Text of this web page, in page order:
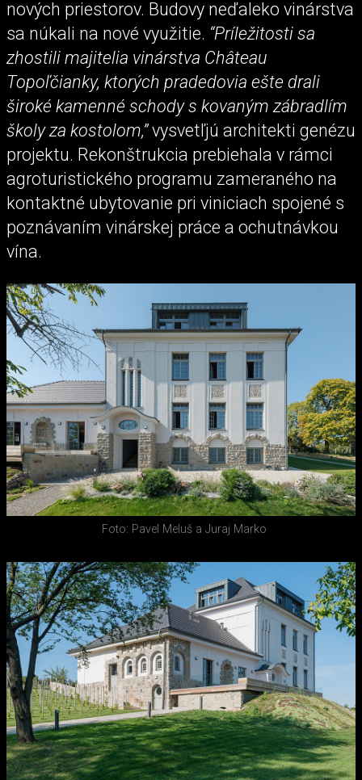
nových priestorov. Budovy neďaleko vinárstva
sa núkali na nové využitie. “Príležitosti sa
zhostili majitelia vinárstva Château
Topoľčianky, ktorých pradedovia ešte drali
široké kamenné schody s kovaným zábradlím
školy za kostolom,”vysvetľjú architekti genézu
projektu. Rekonštrukcia prebiehala v rámci
agroturistického programu zameraného na
kontaktné ubytovanie pri viniciach spojené s
poznávaním vinárskej práce a ochutnávkou
vína.
Foto: Pavel Meluš a Juraj Marko